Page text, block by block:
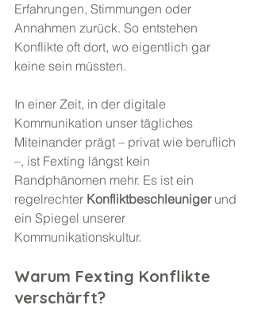
Erfahrungen, Stimmungen oder
Annahmen zurück. So entstehen
Konflikte oft dort, wo eigentlich gar
keine sein müssten.
In einer Zeit, in der digitale
Kommunikation unser tägliches
Miteinander prägt – privat wie beruflich
–, ist Fexting längst kein
Randphänomen mehr. Es ist ein
regelrechter Konfliktbeschleuniger und
ein Spiegel unserer
Kommunikationskultur.
Warum Fexting Konflikte
verschärft?